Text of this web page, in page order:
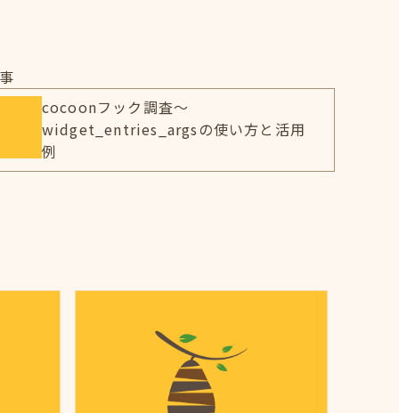
cocoonフック調査～
widget_entries_argsの使い方と活用
例